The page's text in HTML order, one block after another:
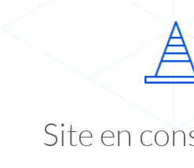
Site en